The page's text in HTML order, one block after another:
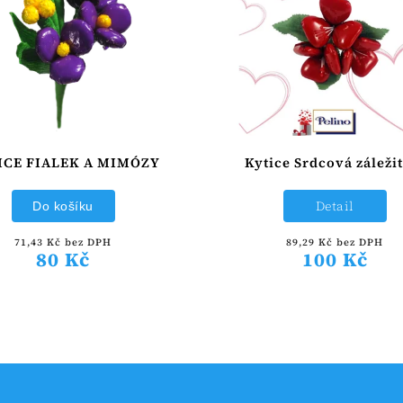
FIALEK A MIMÓZY
71,43 Kč bez DPH
80 Kč
Do košíku
Kytice Srdcová
89,29 Kč bez DPH
100 Kč
Detail